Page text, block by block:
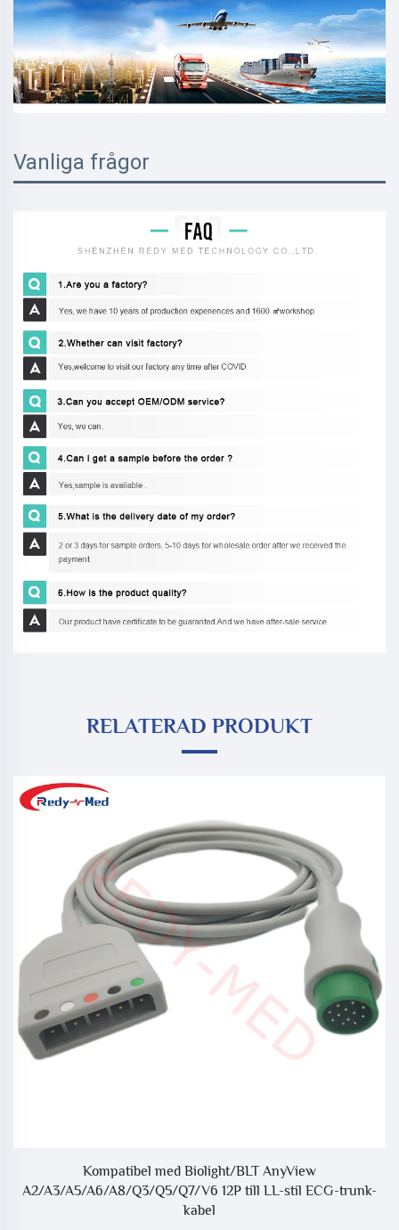
Vanliga frågor
RELATERAD PRODUKT
Kompatibel med Biolight/BLT AnyView
A2/A3/A5/A6/A8/Q3/Q5/Q7/V6 12P till LL-stil ECG-trunk-
kabel